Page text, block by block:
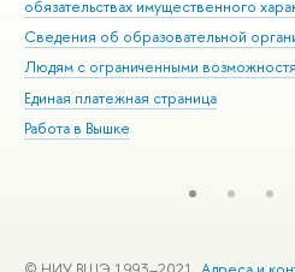
обязательствах имущественного
Сведения об образовательной
Людям с ограниченными
Единая платежная страница
Работа в Вышке